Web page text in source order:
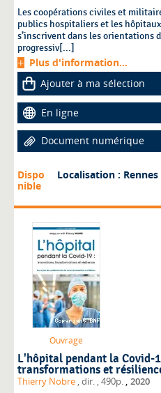
Les coopérations civiles et
publics hospitaliers et les
s’inscrivent dans les orientations
progressiv[...]
Plus d'information...
Ajouter à ma sélection
En ligne
Document numérique
Dispo
nible
Localisation : Rennes
Ouvrage
L'hôpital pendant la Covid-
transformations et
Thierry Nobre , dir. , 490p. 2020